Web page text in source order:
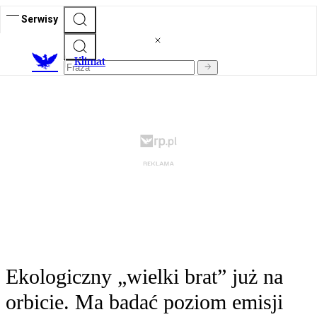
Serwisy
Klimat
Ekologiczny „wielki brat” już na
orbicie. Ma badać poziom emisji